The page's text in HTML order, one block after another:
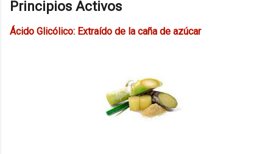
Principios Activos
Ácido Glicólico: Extraído de la caña de azúcar